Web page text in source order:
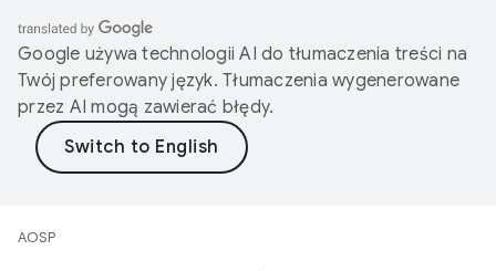
Google używa technologii AI do tłumaczenia treści na
Twój preferowany język. Tłumaczenia wygenerowane
przez AI mogą zawierać błędy.
AOSP